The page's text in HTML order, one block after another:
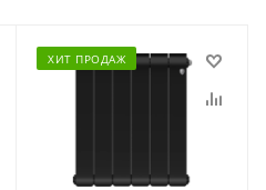
ХИТ ПРОДАЖ